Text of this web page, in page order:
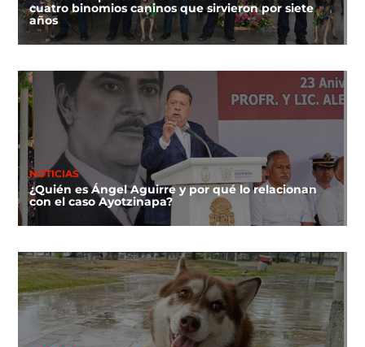
cuatro binomios caninos que sirvieron por siete
años
NOTICIAS
¿Quién es Ángel Aguirre y por qué lo relacionan
con el caso Ayotzinapa?